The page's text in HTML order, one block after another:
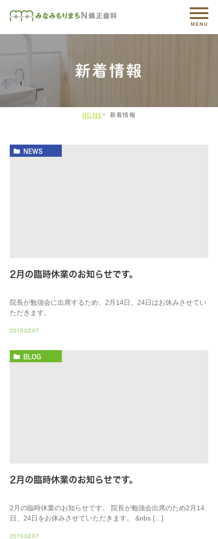
新着情報
HOME 新着情報
NEWS
2月の臨時休業のお知らせです。
院長が勉強会に出席するため、2月14日、24日はお休みさせてい
ただきます。
2019.02.07
BLOG
2月の臨時休業のお知らせです。
2月の臨時休業のお知らせです。 院長が勉強会出席のため2月14
日、24日をお休みさせていただきます。 &nbs […]
2019.02.07